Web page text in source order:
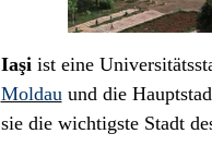
Iaşi ist eine
Moldauund die
sie die wichtigste Stadt